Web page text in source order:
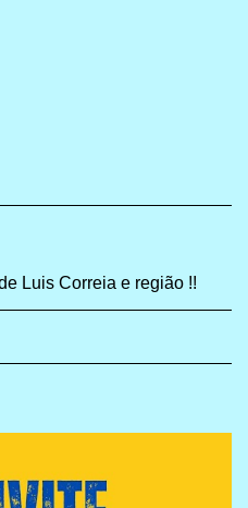
Luis Correia e região !!